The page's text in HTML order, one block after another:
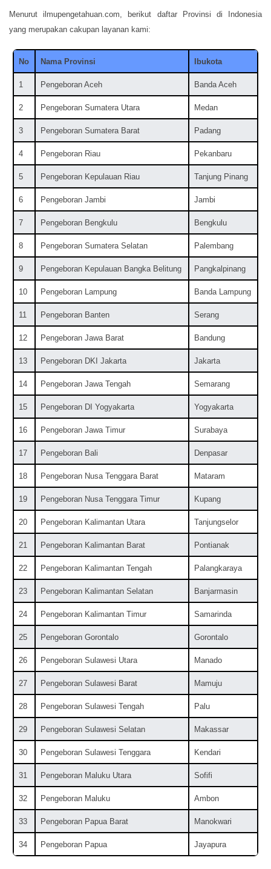
Menurut ilmupengetahuan.com, berikut daftar Provinsi di Indonesia
yang merupakan cakupan layanan kami:
No Nama Provinsi Ibukota
1 Pengeboran Aceh Banda Aceh
2 Pengeboran Sumatera Utara Medan
3 Pengeboran Sumatera Barat Padang
4 Pengeboran Riau Pekanbaru
5 Pengeboran Kepulauan Riau Tanjung Pinang
6 Pengeboran Jambi Jambi
7 Pengeboran Bengkulu Bengkulu
8 Pengeboran Sumatera Selatan Palembang
9 Pengeboran Kepulauan Bangka Belitung Pangkalpinang
10 Pengeboran Lampung Banda Lampung
11 Pengeboran Banten Serang
12 Pengeboran Jawa Barat Bandung
13 Pengeboran DKI Jakarta Jakarta
14 Pengeboran Jawa Tengah Semarang
15 Pengeboran DI Yogyakarta Yogyakarta
16 Pengeboran Jawa Timur Surabaya
17 Pengeboran Bali Denpasar
18 Pengeboran Nusa Tenggara Barat Mataram
19 Pengeboran Nusa Tenggara Timur Kupang
20 Pengeboran Kalimantan Utara Tanjungselor
21 Pengeboran Kalimantan Barat Pontianak
22 Pengeboran Kalimantan Tengah Palangkaraya
23 Pengeboran Kalimantan Selatan Banjarmasin
24 Pengeboran Kalimantan Timur Samarinda
25 Pengeboran Gorontalo Gorontalo
26 Pengeboran Sulawesi Utara Manado
27 Pengeboran Sulawesi Barat Mamuju
28 Pengeboran Sulawesi Tengah Palu
29 Pengeboran Sulawesi Selatan Makassar
30 Pengeboran Sulawesi Tenggara Kendari
31 Pengeboran Maluku Utara Sofifi
32 Pengeboran Maluku Ambon
33 Pengeboran Papua Barat Manokwari
34 Pengeboran Papua Jayapura